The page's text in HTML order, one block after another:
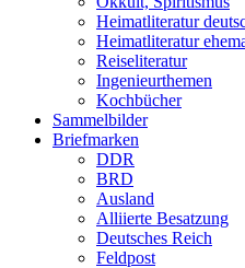
Heimatliteratur
Heimatliteratur
Reiseliteratur
Ingenieurthemen
Kochbücher
Sammelbilder
Briefmarken
DDR
BRD
Ausland
Alliierte Besatzung
Deutsches Reich
Feldpost